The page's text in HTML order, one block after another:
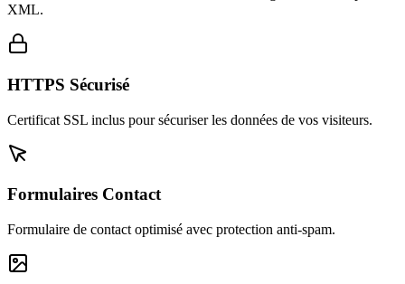
XML.
HTTPS Sécurisé
Certificat SSL inclus pour sécuriser les données de vos visiteurs.
Formulaires Contact
Formulaire de contact optimisé avec protection anti-spam.